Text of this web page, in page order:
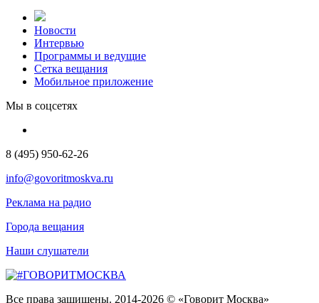
Новости
Интервью
Программы и ведущие
Сетка вещания
Мобильное приложение
Мы в соцсетях
8 (495) 950-62-26
info@govoritmoskva.ru
Реклама на радио
Города вещания
Наши слушатели
Все права защищены. 2014-2026 © «Говорит Москва»